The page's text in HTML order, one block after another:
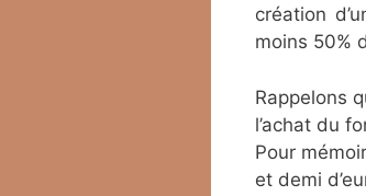
création
moins 50%
Rappelons
l’achat du
Pour
et demi